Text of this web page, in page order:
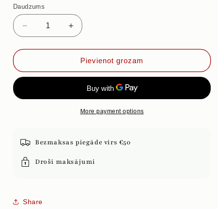
Daudzums
Samazināt
daudzumu
priekš
VAFELE
Palielināt
daudzumu
priekš
BEĻĢU
VAFELE
Pievienot grozam
More payment options
Bezmaksas piegāde virs €50
Droši maksājumi
Share